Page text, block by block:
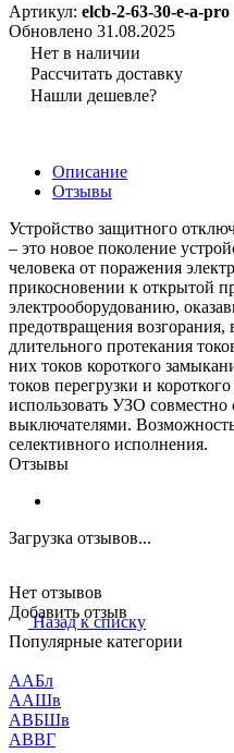
Артикул: elcb-2-63-30-e-a-pro
Обновлено 31.08.2025
Нет в наличии
Рассчитать доставку
Нашли дешевле?
Описание
Отзывы
Устройство защитного
– это новое поколение
человека от поражения
прикосновении к открытой
электрооборудованию,
предотвращения возгорания,
длительного протекания
них токов короткого
токов перегрузки и
использовать УЗО совместно
выключателями.
селективного исполнения.
Отзывы
Загрузка отзывов...
Нет отзывов
Добавить отзыв
Назад к списку
Популярные категории
ААБл
ААШв
АВБШв
АВВГ